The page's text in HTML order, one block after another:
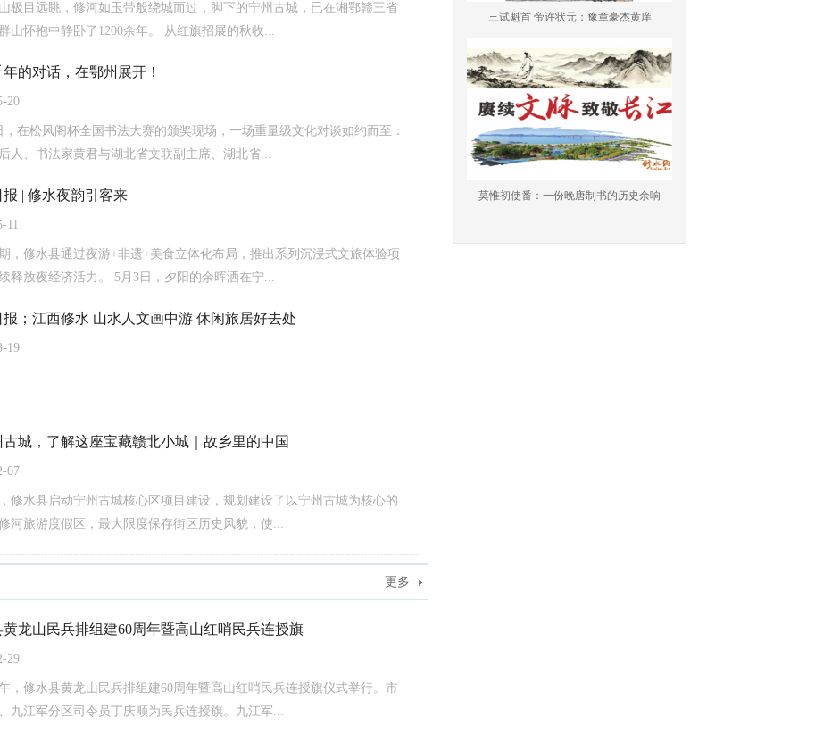
极目远眺，修河如玉带般绕城而过，脚下的宁州古城，已在湘鄂赣三省
山怀抱中静卧了1200余年。 从红旗招展的秋收...
的对话，在鄂州展开！
20
，在松风阁杯全国书法大赛的颁奖现场，一场重量级文化对谈如约而至：
人、书法家黄君与湖北省文联副主席、湖北省...
| 修水夜韵引客来
11
，修水县通过夜游+非遗+美食立体化布局，推出系列沉浸式文旅体验项
释放夜经济活力。 5月3日，夕阳的余晖洒在宁...
报；江西修水 山水人文画中游 休闲旅居好去处
19
古城，了解这座宝藏赣北小城｜故乡里的中国
07
修水县启动宁州古城核心区项目建设，规划建设了以宁州古城为核心的
河旅游度假区，最大限度保存街区历史风貌，使...
更多
黄龙山民兵排组建60周年暨高山红哨民兵连授旗
29
，修水县黄龙山民兵排组建60周年暨高山红哨民兵连授旗仪式举行。市
九江军分区司令员丁庆顺为民兵连授旗。九江军...
三试魁首 帝许状元：豫章豪杰黄庠
莫惟初使番：一份晚唐制书的历史余响